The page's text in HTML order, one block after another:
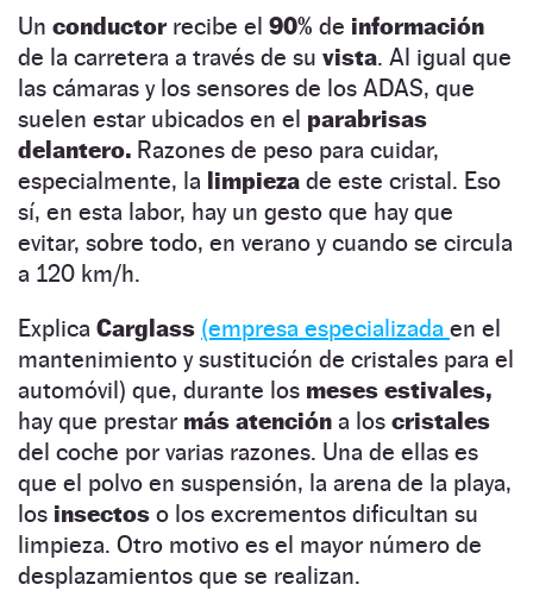
Un conductor recibe el 90% de información
de la carretera a través de su vista. Al igual que
las cámaras y los sensores de los ADAS, que
suelen estar ubicados en el parabrisas
delantero. Razones de peso para cuidar,
especialmente, la limpieza de este cristal. Eso
sí, en esta labor, hay un gesto que hay que
evitar, sobre todo, en verano y cuando se circula
a 120 km/h.
Explica Carglass (empresa especializada en el
mantenimiento y sustitución de cristales para el
automóvil) que, durante los meses estivales,
hay que prestar más atención a los cristales
del coche por varias razones. Una de ellas es
que el polvo en suspensión, la arena de la playa,
los insectos o los excrementos dificultan su
limpieza. Otro motivo es el mayor número de
desplazamientos que se realizan.